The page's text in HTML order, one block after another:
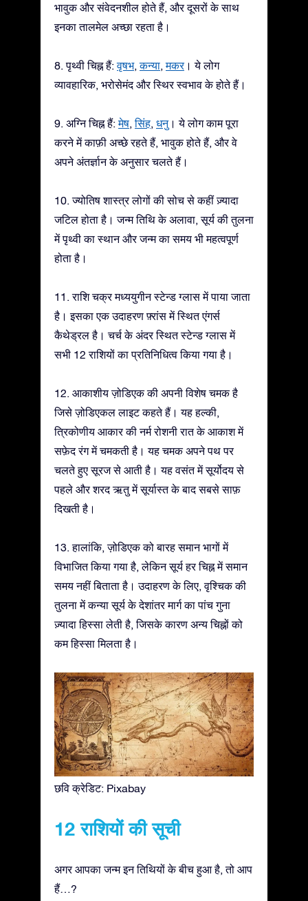
भावुक और संवेदनशील होते हैं, और दूसरों के साथ
इनका तालमेल अच्छा रहता है।
8. पृथ्वी चिह्न हैं:वृषभ,कन्या,मकर। ये लोग
व्यावहारिक, भरोसेमंद और स्थिर स्वभाव के होते हैं।
9. अग्नि चिह्न हैं:मेष,सिंह, धनु। ये लोग काम पूरा
करने में काफ़ी अच्छे रहते हैं, भावुक होते हैं, और वे
अपने अंतर्ज्ञान के अनुसार चलते हैं।
10. ज्योतिष शास्त्र लोगों की सोच से कहीं ज़्यादा
जटिल होता है। जन्म तिथि के अलावा, सूर्य की तुलना
में पृथ्वी का स्थान और जन्म का समय भी महत्वपूर्ण
होता है।
11. राशि चक्र मध्ययुगीन स्टेन्ड ग्लास में पाया जाता
है। इसका एक उदाहरण फ़्रांस में स्थित एंगर्स
कैथेड्रल है। चर्च के अंदर स्थित स्टेन्ड ग्लास में
सभी 12 राशियों का प्रतिनिधित्व किया गया है।
12. आकाशीय ज़ोडिएक की अपनी विशेष चमक है
जिसे ज़ोडिएकल लाइट कहते हैं। यह हल्की,
त्रिकोणीय आकार की नर्म रोशनी रात के आकाश में
सफ़ेद रंग में चमकती है। यह चमक अपने पथ पर
चलते हुए सूरज से आती है। यह वसंत में सूर्योदय से
पहले और शरद ऋतु में सूर्यास्त के बाद सबसे साफ़
दिखती है।
13. हालांकि, ज़ोडिएक को बारह समान भागों में
विभाजित किया गया है, लेकिन सूर्य हर चिह्न में समान
समय नहीं बिताता है। उदाहरण के लिए, वृश्चिक की
तुलना में कन्या सूर्य के देशांतर मार्ग का पांच गुना
ज़्यादा हिस्सा लेती है, जिसके कारण अन्य चिह्नों को
कम हिस्सा मिलता है।
छवि क्रेडिट: Pixabay
12 राशियों की सूची
अगर आपका जन्म इन तिथियों के बीच हुआ है, तो आप
हैं…?